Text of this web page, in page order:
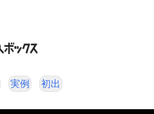
実例 初出